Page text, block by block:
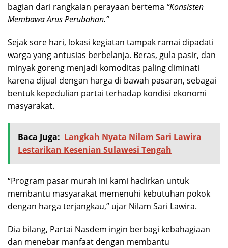
bagian dari rangkaian perayaan bertema “Konsisten
Membawa Arus Perubahan.”
Sejak sore hari, lokasi kegiatan tampak ramai dipadati
warga yang antusias berbelanja. Beras, gula pasir, dan
minyak goreng menjadi komoditas paling diminati
karena dijual dengan harga di bawah pasaran, sebagai
bentuk kepedulian partai terhadap kondisi ekonomi
masyarakat.
Baca Juga: Langkah Nyata Nilam Sari Lawira
Lestarikan Kesenian Sulawesi Tengah
“Program pasar murah ini kami hadirkan untuk
membantu masyarakat memenuhi kebutuhan pokok
dengan harga terjangkau,” ujar Nilam Sari Lawira.
Dia bilang, Partai Nasdem ingin berbagi kebahagiaan
dan menebar manfaat dengan membantu